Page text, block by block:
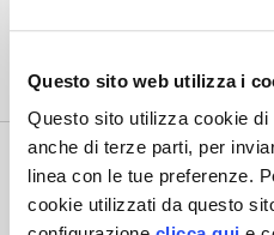
Questo sito web utilizza i
Questo sito utilizza cookie
anche di terze parti, per
linea con le tue preferenze.
cookie utilizzati da questo
Mercato in crescita
Nel 2025, in Italia,
Saldi Pac: ogni anno
3 Agosto 2026
L’erogazione dei pagamenti